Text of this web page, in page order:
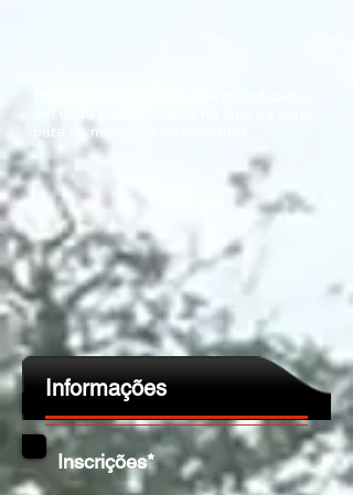
para os melhores classificados.
Informações
Inscrições*